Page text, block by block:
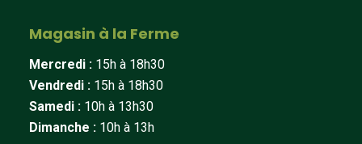
Magasin à la Ferme
Mercredi : 15h à 18h30
Vendredi : 15h à 18h30
Samedi : 10h à 13h30
Dimanche : 10h à 13h